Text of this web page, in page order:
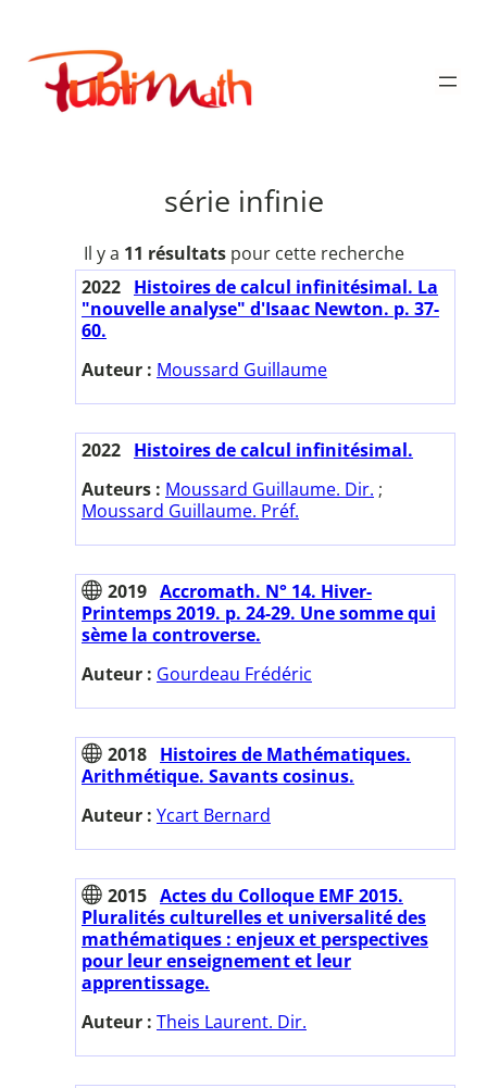
contenu
Publimath
série infinie
Il y a 11 résultatspour cette recherche
2022 Histoires de calcul infinitésimal. La
"nouvelle analyse" d'Isaac Newton. p. 37-
60.
Auteur : Moussard Guillaume
2022 Histoires de calcul infinitésimal.
Auteurs : Moussard Guillaume. Dir. ;
Moussard Guillaume. Préf.
2019 Accromath. N° 14. Hiver-
Printemps 2019. p. 24-29. Une somme qui
sème la controverse.
Auteur : Gourdeau Frédéric
2018 Histoires de Mathématiques.
Arithmétique. Savants cosinus.
Auteur : Ycart Bernard
2015 Actes du Colloque EMF 2015.
Pluralités culturelles et universalité des
mathématiques : enjeux et perspectives
pour leur enseignement et leur
apprentissage.
Auteur : Theis Laurent. Dir.